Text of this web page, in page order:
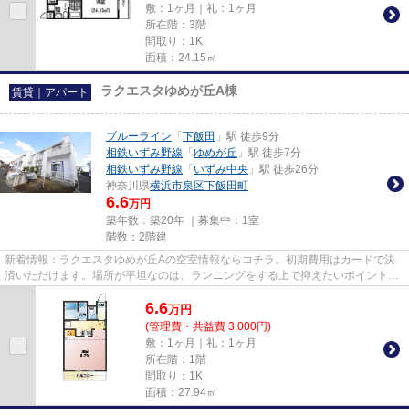
敷：1ヶ月｜礼：1ヶ月
所在階：3階
間取り：1K
面積：24.15㎡
賃貸｜アパート ラクエスタゆめが丘A棟
ブルーライン 「 下飯田 」駅 徒歩9分
相鉄いずみ野線 「 ゆめが丘 」駅 徒歩7分
相鉄いずみ野線 「 いずみ中央 」駅 徒歩26分
神奈川県横浜市泉区下飯田町
6.6万円
築年数：築20年 ｜募集中： 1室
階数：2階建
新着情報：ラクエスタゆめが丘Aの空室情報ならコチラ。初期費用はカードで決
済いただけます。場所が平坦なのは、ランニングをする上で抑えたいポイントで
すね。アパマンメイトまでのお...
6.6万円
(管理費・共益費 3,000円)
敷：1ヶ月｜礼：1ヶ月
所在階：1階
間取り：1K
面積：27.94㎡